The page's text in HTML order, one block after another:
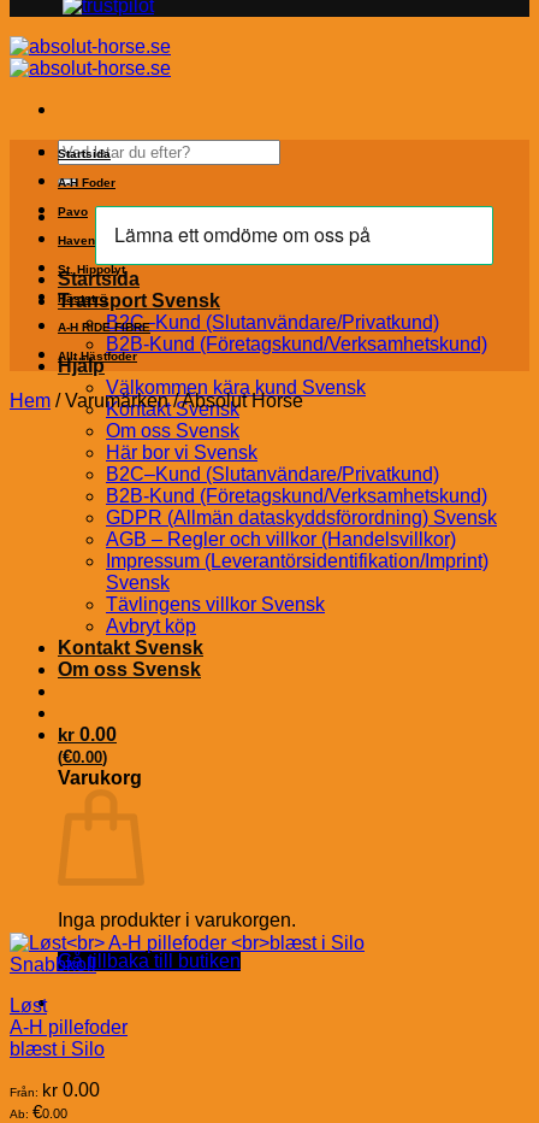
Sök
efter:
Startsida
Transport Svensk
B2C–Kund (Slutanvändare/Privatkund)
B2B-Kund (Företagskund/Verksamhetskund)
Hjälp
Välkommen kära kund Svensk
Kontakt Svensk
Om oss Svensk
Här bor vi Svensk
B2C–Kund (Slutanvändare/Privatkund)
B2B-Kund (Företagskund/Verksamhetskund)
GDPR (Allmän dataskyddsförordning) Svensk
AGB – Regler och villkor (Handelsvillkor)
Impressum (Leverantörsidentifikation/Imprint)
Svensk
Tävlingens villkor Svensk
Avbryt köp
Kontakt Svensk
Om oss Svensk
kr 0.00
(€0.00)
Varukorg
Inga produkter i varukorgen.
Gå tillbaka till butiken
Startsida
A-H Foder
Pavo
Havens
St. Hippolyt
Hästströ
A-H RIDE FIBRE
Allt Hästfoder
Hem /Varumärken/Absolut Horse
Snabbkoll
Løst
A-H pillefoder
blæst i Silo
Från: kr 0.00
Ab: €0.00